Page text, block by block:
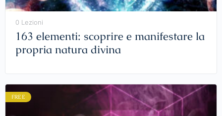
0 Lezioni
163 elementi: scoprire e manifestare la
propria natura divina
FREE